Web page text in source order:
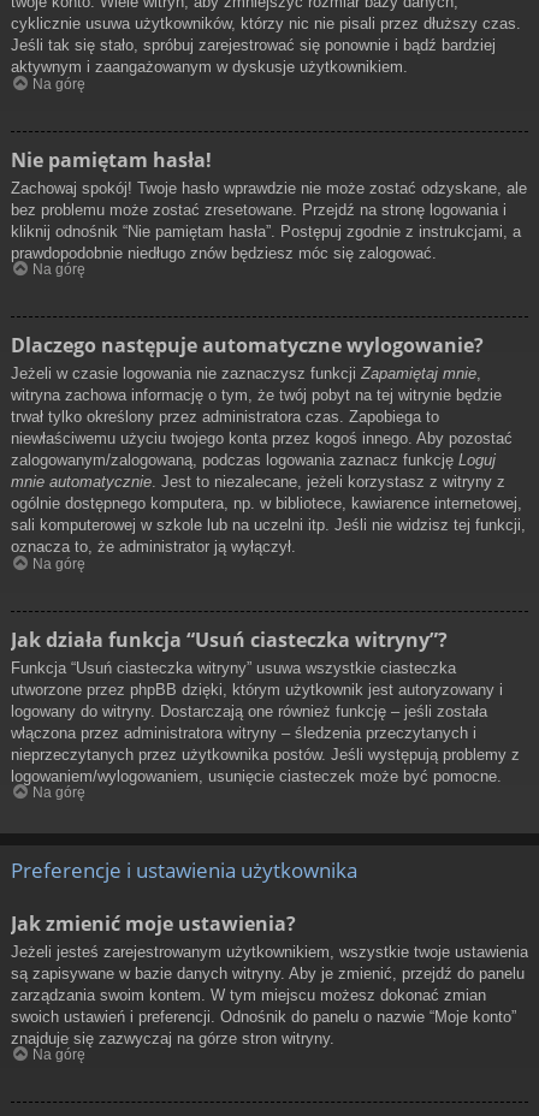
cyklicznie usuwa użytkowników, którzy nic nie pisali przez dłuższy czas.
Jeśli tak się stało, spróbuj zarejestrować się ponownie i bądź bardziej
aktywnym i zaangażowanym w dyskusje użytkownikiem.
Na górę
Nie pamiętam hasła!
Zachowaj spokój! Twoje hasło wprawdzie nie może zostać odzyskane, ale
bez problemu może zostać zresetowane. Przejdź na stronę logowania i
kliknij odnośnik “Nie pamiętam hasła”. Postępuj zgodnie z instrukcjami, a
prawdopodobnie niedługo znów będziesz móc się zalogować.
Na górę
Dlaczego następuje automatyczne wylogowanie?
Jeżeli w czasie logowania nie zaznaczysz funkcji Zapamiętaj mnie,
witryna zachowa informację o tym, że twój pobyt na tej witrynie będzie
trwał tylko określony przez administratora czas. Zapobiega to
niewłaściwemu użyciu twojego konta przez kogoś innego. Aby pozostać
zalogowanym/zalogowaną, podczas logowania zaznacz funkcję Loguj
mnie automatycznie. Jest to niezalecane, jeżeli korzystasz z witryny z
ogólnie dostępnego komputera, np. w bibliotece, kawiarence internetowej,
sali komputerowej w szkole lub na uczelni itp. Jeśli nie widzisz tej funkcji,
oznacza to, że administrator ją wyłączył.
Na górę
Jak działa funkcja “Usuń ciasteczka witryny”?
Funkcja “Usuń ciasteczka witryny” usuwa wszystkie ciasteczka
utworzone przez phpBB dzięki, którym użytkownik jest autoryzowany i
logowany do witryny. Dostarczają one również funkcję – jeśli została
włączona przez administratora witryny – śledzenia przeczytanych i
nieprzeczytanych przez użytkownika postów. Jeśli występują problemy z
logowaniem/wylogowaniem, usunięcie ciasteczek może być pomocne.
Na górę
Preferencje i ustawienia użytkownika
Jak zmienić moje ustawienia?
Jeżeli jesteś zarejestrowanym użytkownikiem, wszystkie twoje ustawienia
są zapisywane w bazie danych witryny. Aby je zmienić, przejdź do panelu
zarządzania swoim kontem. W tym miejscu możesz dokonać zmian
swoich ustawień i preferencji. Odnośnik do panelu o nazwie “Moje konto”
znajduje się zazwyczaj na górze stron witryny.
Na górę